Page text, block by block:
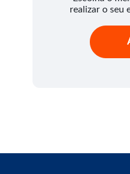
realizar o seu